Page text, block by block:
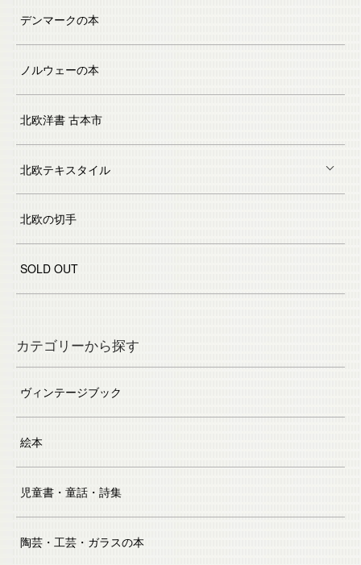
デンマークの本
ノルウェーの本
北欧洋書 古本市
北欧テキスタイル
北欧の切手
SOLD OUT
カテゴリーから探す
ヴィンテージブック
絵本
児童書・童話・詩集
陶芸・工芸・ガラスの本